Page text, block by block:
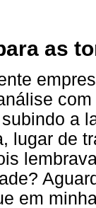
as
a
lugar de
em